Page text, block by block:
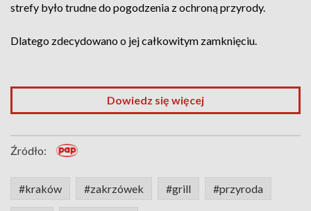
strefy było trudne do pogodzenia z ochroną przyrody.
Dlatego zdecydowano o jej całkowitym zamknięciu.
Dowiedz się więcej
Źródło:
#kraków #zakrzówek #grill #przyroda